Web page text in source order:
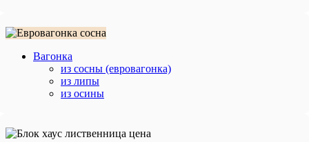
Вагонка
из сосны (евровагонка)
из липы
из осины